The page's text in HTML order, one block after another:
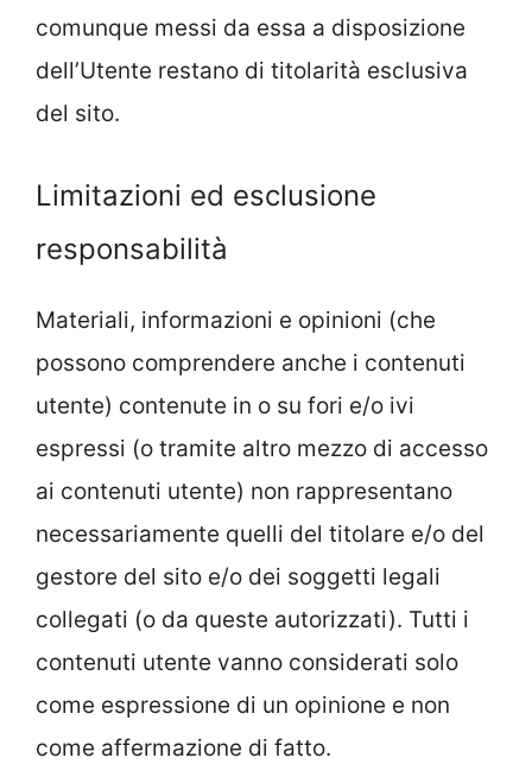
comunque messi da essa a disposizione
dell’Utente restano di titolarità esclusiva
del sito.
Limitazioni ed esclusione
responsabilità
Materiali, informazioni e opinioni (che
possono comprendere anche i contenuti
utente) contenute in o su fori e/o ivi
espressi (o tramite altro mezzo di accesso
ai contenuti utente) non rappresentano
necessariamente quelli del titolare e/o del
gestore del sito e/o dei soggetti legali
collegati (o da queste autorizzati). Tutti i
contenuti utente vanno considerati solo
come espressione di un opinione e non
come affermazione di fatto.